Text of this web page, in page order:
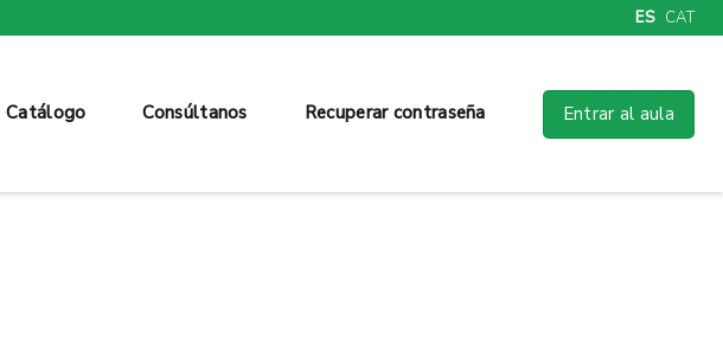
ES CAT
Catálogo Consúltanos Recuperar contraseña Entrar al aula